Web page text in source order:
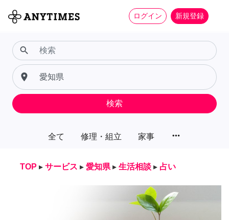
ログイン 新規登録
全て 修理・組立 家事 more_horiz
search
place
検索
TOP ▸ サービス ▸ 愛知県 ▸ 生活相談 ▸ 占い